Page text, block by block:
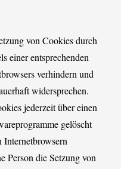
von Cookies durch
einer entsprechenden
verhindern und
widersprechen.
jederzeit über einen
gelöscht
Internetbrowsern
Person die Setzung von